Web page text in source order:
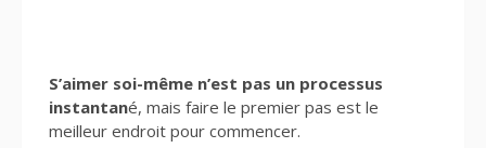
S’aimer soi-même n’est pas un processus
instantané, mais faire le premier pas est le
meilleur endroit pour commencer.